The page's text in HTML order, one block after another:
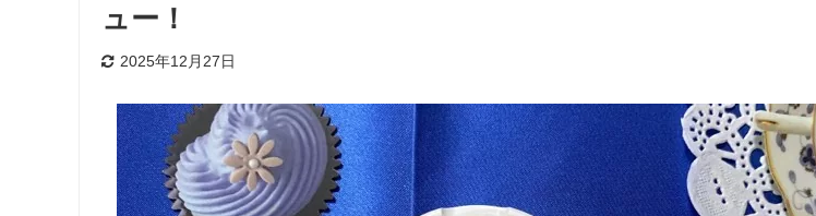
ュー！
2025年12月27日